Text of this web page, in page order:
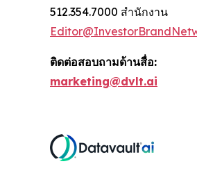
512.354.7000 สำนักงาน
ติดต่อสอบถามด้านสื่อ:
marketing@dvlt.ai